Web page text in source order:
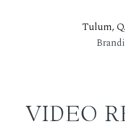
Tulum,
VIDEO